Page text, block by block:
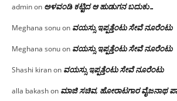
adminon ಅಳವಂಡಿ ಕಟ್ಟಿದ ಆ ಹುಡುಗನ ಬದುಕು…
Meghana sonuon ವಯಸ್ಸು ಇಪ್ಪತ್ತೆಂಟು ಸೇವೆ ನೂರೆಂಟು
Meghana sonuon ವಯಸ್ಸು ಇಪ್ಪತ್ತೆಂಟು ಸೇವೆ ನೂರೆಂಟು
Shashi kiranon ವಯಸ್ಸು ಇಪ್ಪತ್ತೆಂಟು ಸೇವೆ ನೂರೆಂಟು
alla bakashon ಮಾಜಿ ಸಚಿವ, ಹೋರಾಟಗಾರ ವೈಜನಾಥ